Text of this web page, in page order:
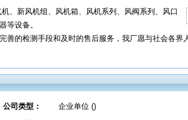
、新风机组、风机箱、风机系列、风阀系列、风口
等设备。
善的检测手段和及时的售后服务，我厂愿与社会各界
公司类型：
企业单位 ()